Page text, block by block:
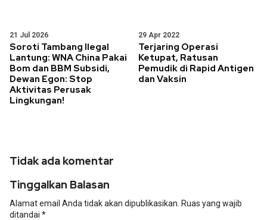
21 Jul 2026
Soroti Tambang Ilegal
Lantung: WNA China Pakai
Bom dan BBM Subsidi,
Dewan Egon: Stop
Aktivitas Perusak
Lingkungan!
29 Apr 2022
Terjaring Operasi
Ketupat, Ratusan
Pemudik di Rapid Antigen
dan Vaksin
Tidak ada komentar
Tinggalkan Balasan
Alamat email Anda tidak akan dipublikasikan. Ruas yang wajib
ditandai *